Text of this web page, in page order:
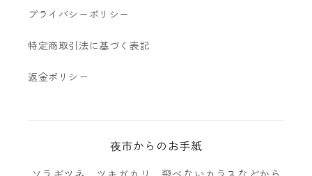
プライバシーポリシー
特定商取引法に基づく表記
返金ポリシー
夜市からのお手紙